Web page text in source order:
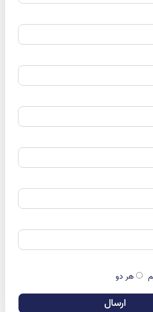
هر دو
ارسال